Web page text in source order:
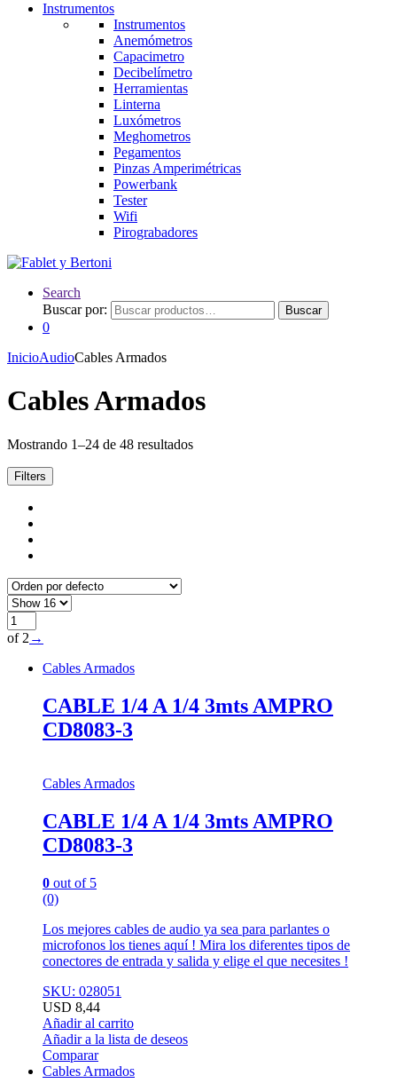
Instrumentos
Instrumentos
Anemómetros
Capacimetro
Decibelímetro
Herramientas
Linterna
Luxómetros
Meghometros
Pegamentos
Pinzas Amperimétricas
Powerbank
Tester
Wifi
Pirograbadores
Search
Buscar por:
Buscar
0
InicioAudioCables Armados
Cables Armados
Mostrando 1–24 de 48 resultados
Filters
of 2 →
Cables Armados
CABLE 1/4 A 1/4 3mts AMPRO
CD8083-3
Cables Armados
CABLE 1/4 A 1/4 3mts AMPRO
CD8083-3
0 out of 5
(0)
Los mejores cables de audio ya sea para parlantes o
microfonos los tienes aquí ! Mira los diferentes tipos de
conectores de entrada y salida y elige el que necesites !
SKU: 028051
USD 8,44
Añadir al carrito
Añadir a la lista de deseos
Comparar
Cables Armados